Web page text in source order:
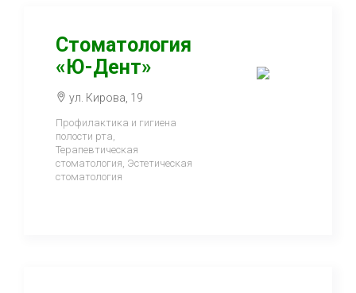
Стоматология
«Ю-Дент»
ул. Кирова, 19
Профилактика и гигиена
полости рта,
Терапевтическая
стоматология, Эстетическая
стоматология